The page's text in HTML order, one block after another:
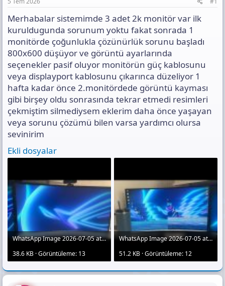
ı
n
K
o
p
y
a
l
a
Merhabalar sistemimde 3 adet 2k monitör var ilk
kuruldugunda sorunum yoktu fakat sonrada 1
monitörde çoğunlukla çözünürlük sorunu başladı
800x600 düşüyor ve görüntü ayarlarında
seçenekler pasif oluyor monitörün güç kablosunu
veya displayport kablosunu çıkarınca düzeliyor 1
hafta kadar önce 2.monitördede görüntü kayması
gibi birşey oldu sonrasında tekrar etmedi resimleri
çekmiştim silmediysem eklerim daha önce yaşayan
veya sorunu çözümü bilen varsa yardımcı olursa
sevinirim
Ekli dosyalar
WhatsApp Image 2026-07-05 at 15.48.52 (1).jpeg
38.6 KB · Görüntüleme: 13
WhatsApp Image 2026-07-05 at 15.48.52.jpeg
51.2 KB · Görüntüleme: 12